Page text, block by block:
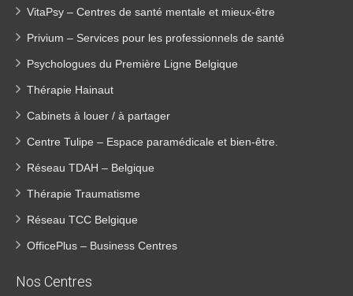
VitaPsy – Centres de santé mentale et mieux-être
Privium – Services pour les professionnels de santé
Psychologues du Première Ligne Belgique
Thérapie Hainaut
Cabinets à louer / à partager
Centre Tulipe – Espace paramédicale et bien-être.
Réseau TDAH – Belgique
Thérapie Traumatisme
Réseau TCC Belgique
OfficePlus – Business Centres
Nos Centres